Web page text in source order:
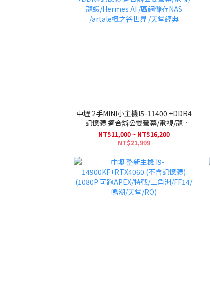
中壢 2手MINI小主機I5-11400 +DDR4
記憶體 適合辦公雙螢幕/電視/龍
蝦/Hermes AI /區網儲存NAS /artale
楓之谷世界 /天堂經典
NT$11,000 ~ NT$16,200
NT$21,999